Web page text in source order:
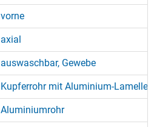
vorne
axial
auswaschbar, Gewebe
Kupferrohr mit Aluminium-Lamellen
Aluminiumrohr